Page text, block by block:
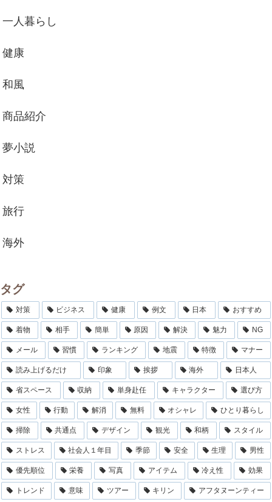
一人暮らし
健康
和風
商品紹介
夢小説
対策
旅行
海外
タグ
対策 ビジネス 健康 例文 日本 おすすめ
着物 相手 簡単 原因 解決 魅力 NG
メール 習慣 ランキング 地震 特徴 マナー
読み上げるだけ 印象 挨拶 海外 日本人
省スペース 収納 単身赴任 キャラクター 選び方
女性 行動 解消 無料 オシャレ ひとり暮らし
掃除 共通点 デザイン 観光 和柄 スタイル
ストレス 社会人１年目 季節 安全 生理 男性
優先順位 栄養 写真 アイテム 冷え性 効果
トレンド 意味 ツアー キリン アフタヌーンティー